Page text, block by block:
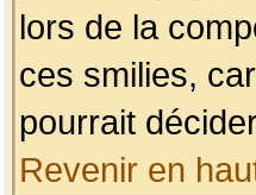
lors de la
ces smilies,
pourrait
Revenir en